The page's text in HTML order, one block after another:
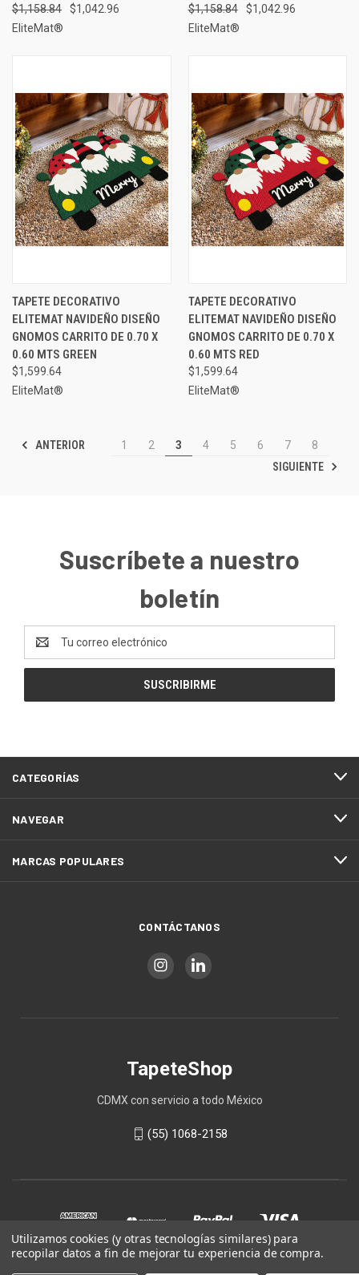
$1,158.84
$1,042.96
EliteMat®
$1,158.84
$1,042.96
EliteMat®
TAPETE DECORATIVO
ELITEMAT NAVIDEÑO DISEÑO
GNOMOS CARRITO DE 0.70 X
0.60 MTS GREEN
$1,599.64
EliteMat®
TAPETE DECORATIVO
ELITEMAT NAVIDEÑO DISEÑO
GNOMOS CARRITO DE 0.70 X
0.60 MTS RED
$1,599.64
EliteMat®
ANTERIOR 1 2 3 4 5 6 7
8
SIGUIENTE
Suscríbete a nuestro
boletín
de
correo
CATEGORÍAS
NAVEGAR
MARCAS POPULARES
CONTÁCTANOS
TapeteShop
CDMX con servicio a todo México
(55) 1068-2158
Utilizamos cookies (y otras tecnologías similares) para
recopilar datos a fin de mejorar tu experiencia de compra.